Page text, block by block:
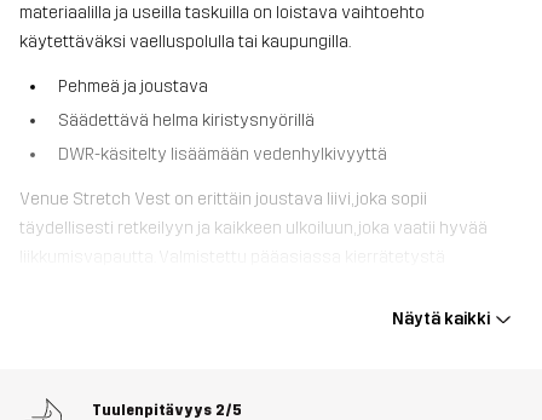
materiaalilla ja useilla taskuilla on loistava vaihtoehto
käytettäväksi vaelluspolulla tai kaupungilla.
Pehmeä ja joustava
Säädettävä helma kiristysnyörillä
DWR-käsitelty lisäämään vedenhylkivyyttä
Venue Stretch Vest on erittäin joustava liivi, joka sopii
täydellisesti retkeilyyn ja kaikkeen ulkoiluun, joka vaatii hyvää
myös kestävä ja erittäin hengittävä. Stretch-paneelit käsivarsien
on säädettävissä kiristysnyörillä ja kolme vetoketjullista taskua
Näytä kaikki
Tuulenpitävyys 2/5